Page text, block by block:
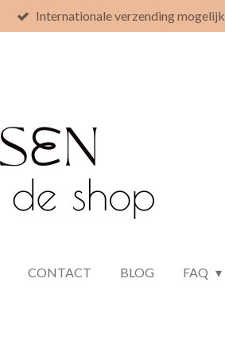
Internationale verzending mogelijk
CONTACT BLOG FAQ